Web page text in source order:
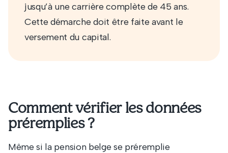
jusqu’à une carrière complète de 45 ans.
Cette démarche doit être faite avant le
versement du capital.
Comment vérifier les données
préremplies ?
Même si la pension belge se préremplie